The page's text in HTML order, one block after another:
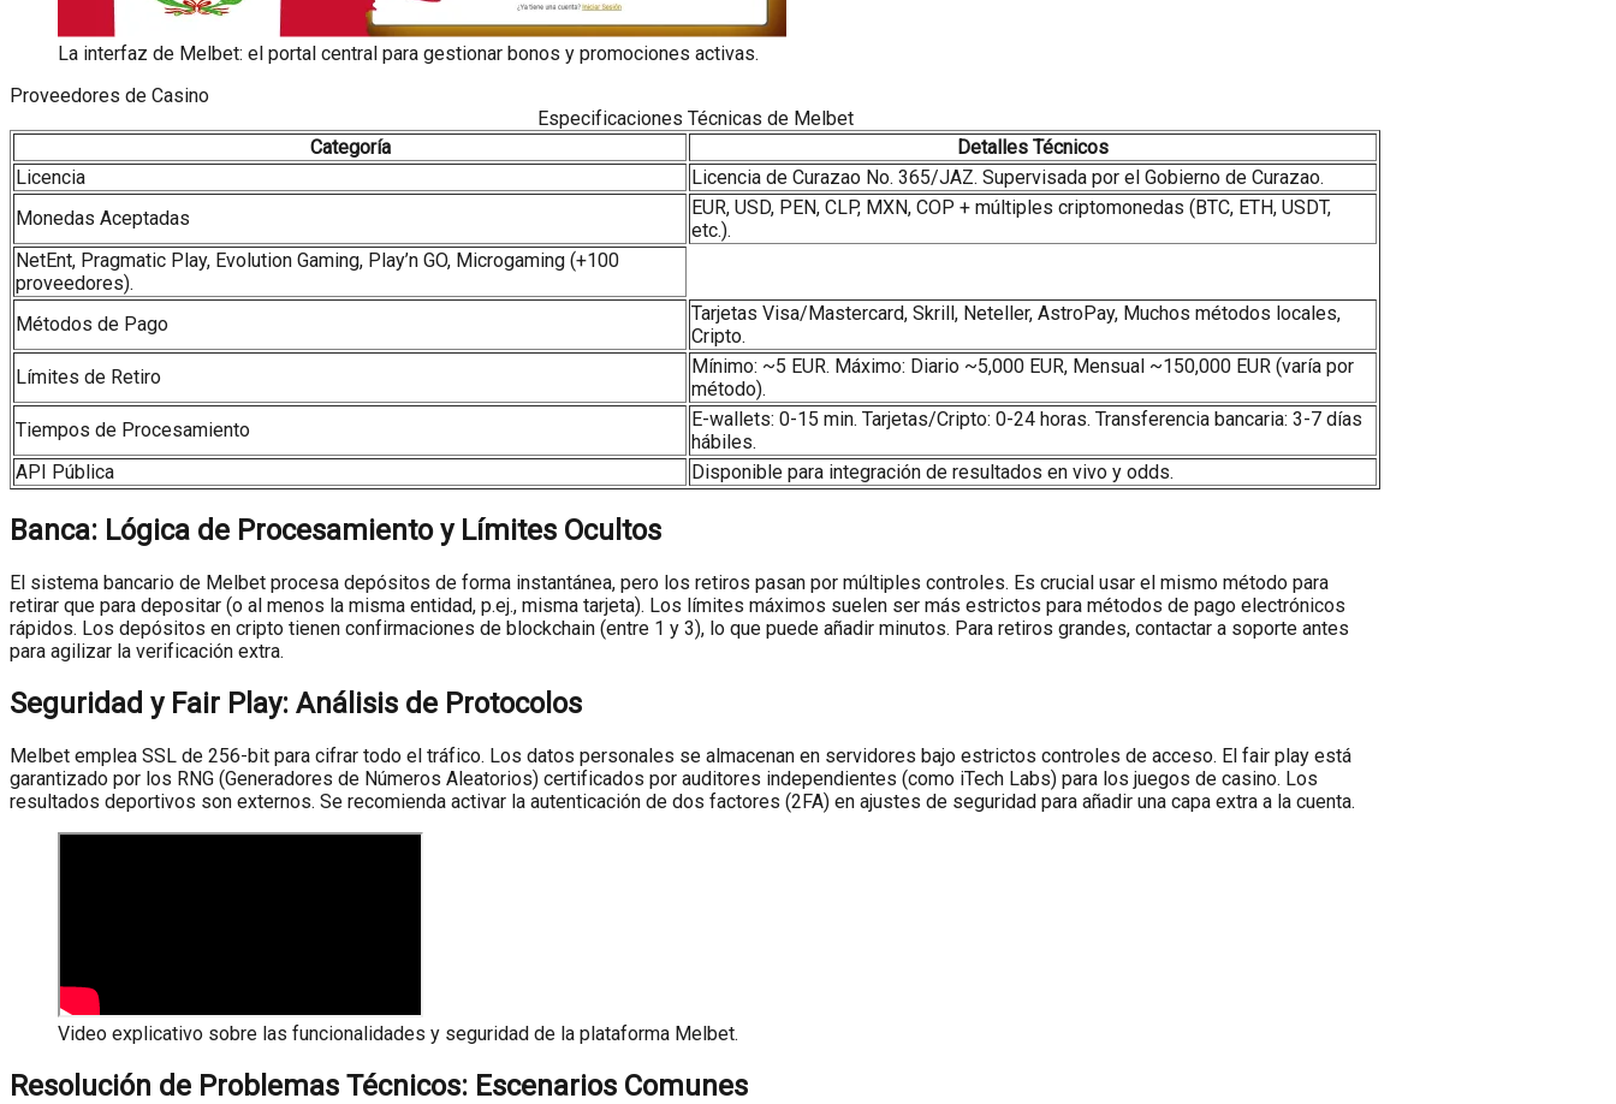
La interfaz de Melbet: el portal central para gestionar bonos y promociones activas.
Proveedores de Casino
Especificaciones Técnicas de Melbet
Categoría
Detalles Técnicos
Licencia
Licencia de Curazao No. 365/JAZ. Supervisada por el Gobierno de Curazao.
Monedas Aceptadas
EUR, USD, PEN, CLP, MXN, COP + múltiples criptomonedas (BTC, ETH, USDT,
etc.).
NetEnt, Pragmatic Play, Evolution Gaming, Play’n GO, Microgaming (+100
proveedores).
Métodos de Pago
Tarjetas Visa/Mastercard, Skrill, Neteller, AstroPay, Muchos métodos locales,
Cripto.
Límites de Retiro
Mínimo: ~5 EUR. Máximo: Diario ~5,000 EUR, Mensual ~150,000 EUR (varía por
método).
Tiempos de Procesamiento
E-wallets: 0-15 min. Tarjetas/Cripto: 0-24 horas. Transferencia bancaria: 3-7 días
hábiles.
API Pública
Disponible para integración de resultados en vivo y odds.
Banca: Lógica de Procesamiento y Límites Ocultos
El sistema bancario de Melbet procesa depósitos de forma instantánea, pero los retiros pasan por múltiples controles. Es crucial usar el mismo método para
retirar que para depositar (o al menos la misma entidad, p.ej., misma tarjeta). Los límites máximos suelen ser más estrictos para métodos de pago electrónicos
rápidos. Los depósitos en cripto tienen confirmaciones de blockchain (entre 1 y 3), lo que puede añadir minutos. Para retiros grandes, contactar a soporte antes
para agilizar la verificación extra.
Seguridad y Fair Play: Análisis de Protocolos
Melbet emplea SSL de 256-bit para cifrar todo el tráfico. Los datos personales se almacenan en servidores bajo estrictos controles de acceso. El fair play está
garantizado por los RNG (Generadores de Números Aleatorios) certificados por auditores independientes (como iTech Labs) para los juegos de casino. Los
resultados deportivos son externos. Se recomienda activar la autenticación de dos factores (2FA) en ajustes de seguridad para añadir una capa extra a la cuenta.
Video explicativo sobre las funcionalidades y seguridad de la plataforma Melbet.
Resolución de Problemas Técnicos: Escenarios Comunes